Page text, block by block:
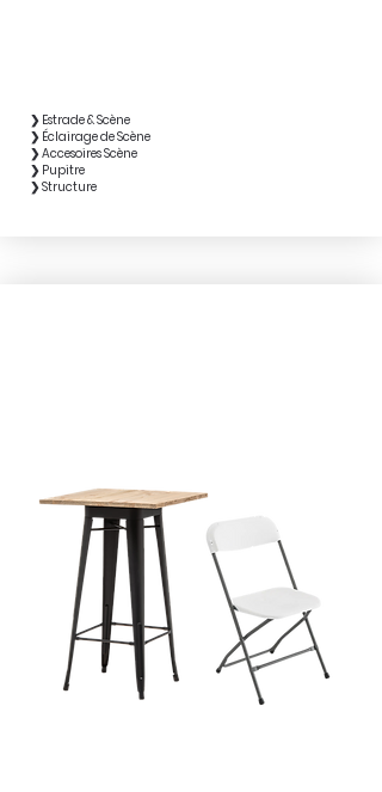
❯ Estrade & Scène
❯ Éclairage de Scène
❯ Accesoires Scène
❯ Pupitre
❯ Structure